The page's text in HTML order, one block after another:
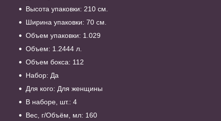
Высота упаковки: 210 см.
Ширина упаковки: 70 см.
Объем упаковки: 1.029
Объем: 1.2444 л.
Объем бокса: 112
Набор: Да
Для кого: Для женщины
В наборе, шт.: 4
Вес, г/Объём, мл: 160